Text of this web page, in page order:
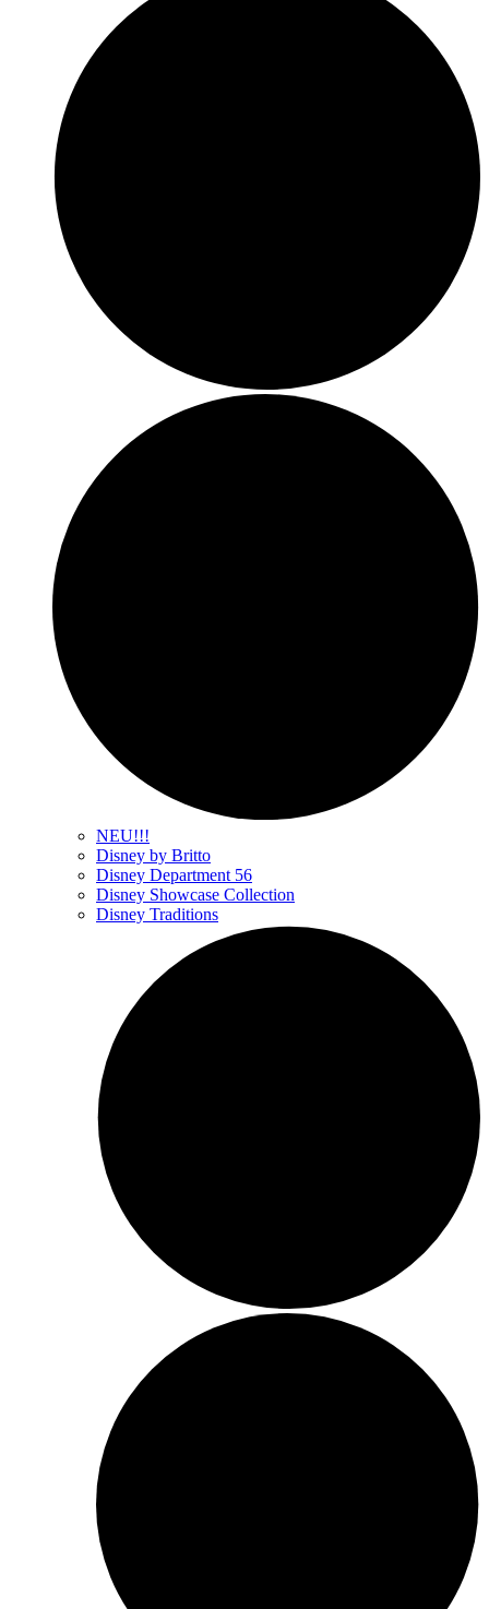
NEU!!!
Disney by Britto
Disney Department 56
Disney Showcase Collection
Disney Traditions